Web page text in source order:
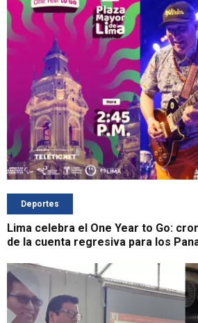
Deportes
Lima celebra el One Year to Go:
de la cuenta regresiva para los